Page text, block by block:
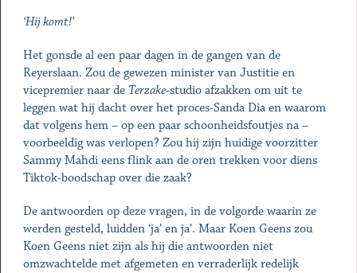
‘Hij komt!’
Het gonsde al een paar dagen in de gangen van de
Reyerslaan. Zou de gewezen minister van Justitie en
vicepremier naar de Terzake-studio afzakken om uit te
leggen wat hij dacht over het proces-Sanda Dia en waarom
dat volgens hem – op een paar schoonheidsfoutjes na –
voorbeeldig was verlopen? Zou hij zijn huidige voorzitter
Sammy Mahdi eens flink aan de oren trekken voor diens
Tiktok-boodschap over die zaak?
De antwoorden op deze vragen, in de volgorde waarin ze
werden gesteld, luidden ‘ja’ en ja’. Maar Koen Geens zou
Koen Geens niet zijn als hij die antwoorden niet
omzwachtelde met afgemeten en verraderlijk redelijk